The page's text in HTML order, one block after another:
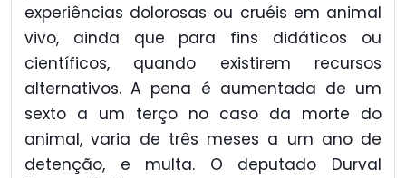
experiências dolorosas ou cruéis em animal
vivo, ainda que para fins didáticos ou
científicos, quando existirem recursos
alternativos. A pena é aumentada de um
sexto a um terço no caso da morte do
animal, varia de três meses a um ano de
detenção, e multa. O deputado Durval